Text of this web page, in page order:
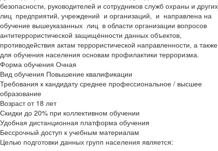
безопасности, руководителей и сотрудников служб охраны и других
лиц предприятий, учреждений и организаций, и направлена на
обучение вышеуказанных лиц в области организации вопросов
антитеррористической защищённости данных объектов,
противодействия актам террористической направленности, а также
для обучения населения основам профилактики терроризма.
Форма обучения Очная
Вид обучения Повышение квалификации
Требования к кандидату среднее профессиональное / высшее
образование
Возрастот 18 лет
Скидки до 20% при коллективном обучении
Удобная дистанционная платформа обучения
Бессрочный доступ к учебным материалам
Целью подготовки данных групп населения является: